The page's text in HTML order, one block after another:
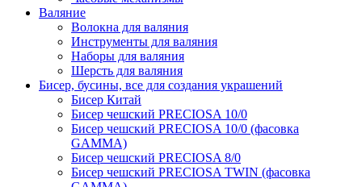
Валяние
Волокна для валяния
Инструменты для валяния
Наборы для валяния
Шерсть для валяния
Бисер, бусины, все для создания украшений
Бисер Китай
Бисер чешский PRECIOSA 10/0
Бисер чешский PRECIOSA 10/0 (фасовка
GAMMA)
Бисер чешский PRECIOSA 8/0
Бисер чешский PRECIOSA TWIN (фасовка